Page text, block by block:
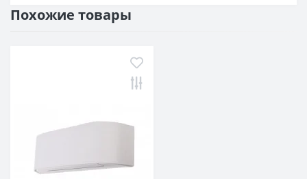
Похожие товары